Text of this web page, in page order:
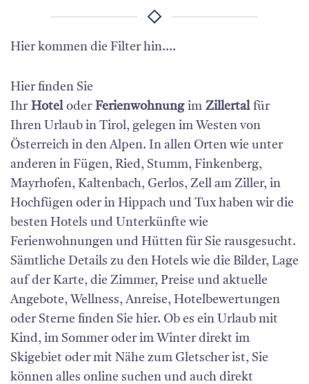
Hier kommen die Filter hin....
Hier finden Sie
Ihr Hoteloder Ferienwohnungim Zillertalfür
Ihren Urlaub in Tirol, gelegen im Westen von
Österreich in den Alpen. In allen Orten wie unter
anderen in Fügen, Ried, Stumm, Finkenberg,
Mayrhofen, Kaltenbach, Gerlos, Zell am Ziller, in
Hochfügen oder in Hippach und Tux haben wir die
besten Hotels und Unterkünfte wie
Ferienwohnungen und Hütten für Sie rausgesucht.
Sämtliche Details zu den Hotels wie die Bilder, Lage
auf der Karte, die Zimmer, Preise und aktuelle
Angebote, Wellness, Anreise, Hotelbewertungen
oder Sterne finden Sie hier. Ob es ein Urlaub mit
Kind, im Sommer oder im Winter direkt im
Skigebiet oder mit Nähe zum Gletscher ist, Sie
können alles online suchen und auch direkt